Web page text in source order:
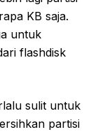
KB saja.
untuk
flashdisk
sulit untuk
partisi